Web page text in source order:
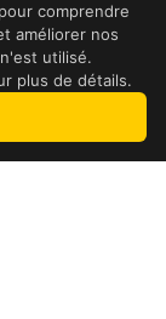
comprendre
améliorer nos
utilisé.
plus de détails.